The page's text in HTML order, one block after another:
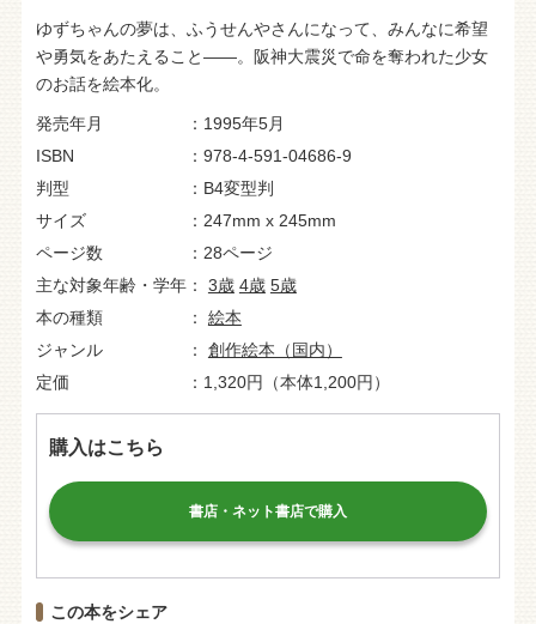
ゆずちゃんの夢は、ふうせんやさんになって、みんなに希望
や勇気をあたえること――。阪神大震災で命を奪われた少女
のお話を絵本化。
発売年月
1995年5月
ISBN
978-4-591-04686-9
判型
B4変型判
サイズ
247mm x 245mm
ページ数
28ページ
主な対象年齢・学年
3歳 4歳 5歳
本の種類
絵本
ジャンル
創作絵本（国内）
定価
1,320円（本体1,200円）
購入はこちら
書店・ネット書店で購入
この本をシェア